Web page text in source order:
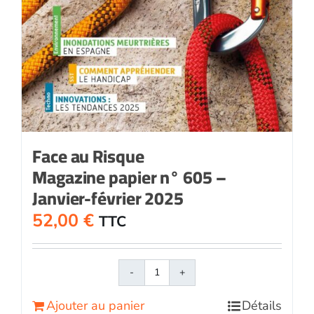
Face au Risque
Magazine papier n° 605 –
Janvier-février 2025
52,00 € TTC
quantité
Ajouter au panier Détails